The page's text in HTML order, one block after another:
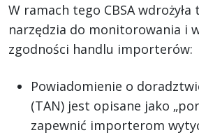
W ramach tego CBSA wdrożyła
narzędzia do monitorowania i
zgodności handlu importerów:
Powiadomienie o
(TAN) jest opisane jako
zapewnić importerom